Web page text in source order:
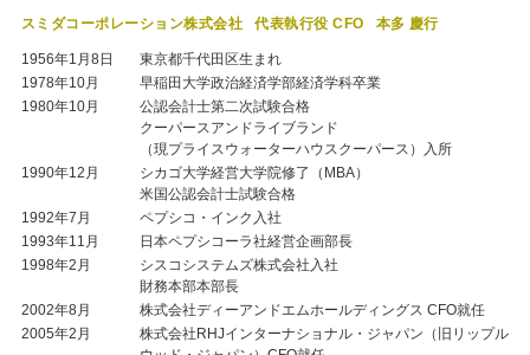
スミダコーポレーション株式会社 代表執行役 CFO 本多 慶行
1956年1月8日
東京都千代田区生まれ
1978年10月
早稲田大学政治経済学部経済学科卒業
1980年10月
公認会計士第二次試験合格
クーパースアンドライブランド
（現プライスウォーターハウスクーパース）入所
1990年12月
シカゴ大学経営大学院修了（MBA）
米国公認会計士試験合格
1992年7月
ペプシコ・インク入社
1993年11月
日本ペプシコーラ社経営企画部長
1998年2月
シスコシステムズ株式会社入社
財務本部本部長
2002年8月
株式会社ディーアンドエムホールディングス CFO就任
2005年2月
株式会社RHJインターナショナル・ジャパン（旧リップル